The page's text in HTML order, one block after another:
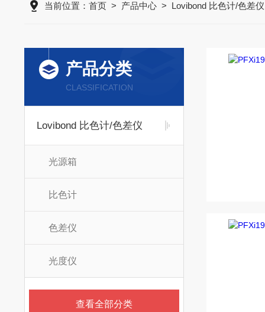
当前位置： 首页> 产品中心> Lovibond 比色计/色差仪
产品分类
CLASSIFICATION
Lovibond 比色计/色差仪
光源箱
比色计
色差仪
光度仪
查看全部分类